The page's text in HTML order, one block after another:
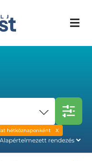
hétköznaponként